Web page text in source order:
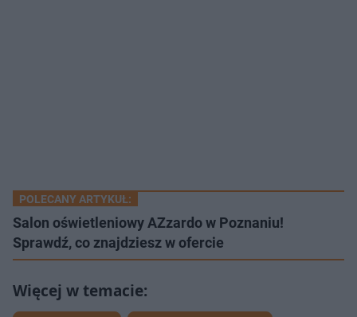
POLECANY ARTYKUŁ:
Salon oświetleniowy AZzardo w Poznaniu!
Sprawdź, co znajdziesz w ofercie